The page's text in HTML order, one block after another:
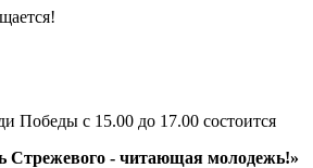
Победы с 15.00 до 17.00 состоится
- читающая молодежь!»